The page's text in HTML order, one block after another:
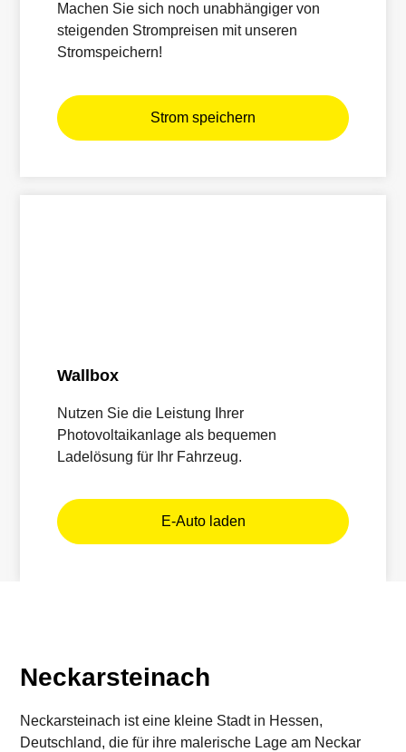
Machen Sie sich noch unabhängiger von
steigenden Strompreisen mit unseren
Stromspeichern!
Strom speichern
Wallbox
Nutzen Sie die Leistung Ihrer
Photovoltaikanlage als bequemen
Ladelösung für Ihr Fahrzeug.
E-Auto laden
Neckarsteinach
Neckarsteinach ist eine kleine Stadt in Hessen,
Deutschland, die für ihre malerische Lage am Neckar